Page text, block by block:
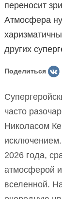
переносит
Атмосфера
других
Поделиться
часто
Николасом
2026 года,
атмосферой
вселенной.